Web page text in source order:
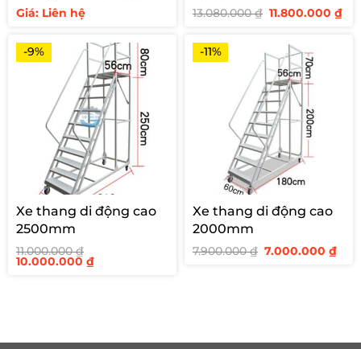
định cho siêu thị
Giá: Liên hệ 13.080.000₫ Giá
13.080.000 ₫.
11.800.000₫Giá
-9%
Xe thang di động cao
2500mm
11.000.000₫
Giá
10.000.000 ₫Giá
-11%
Xe thang di động cao
2000mm
7.900.000₫ Giá
7.000.000₫Giá